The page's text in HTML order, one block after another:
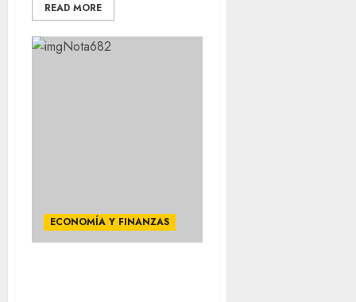
READ MORE
ECONOMÍA Y FINANZAS